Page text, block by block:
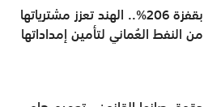
بقفزة 206%.. الهند تعزز مشترياتها
من النفط العُماني لتأمين إمداداتها